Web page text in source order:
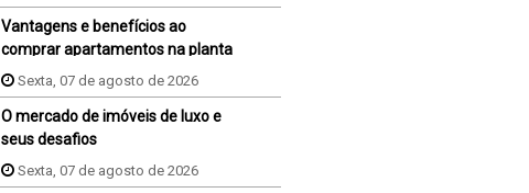
Vantagens e benefícios ao
comprar apartamentos na planta
em Camboriú
Sexta, 07 de agosto de 2026
O mercado de imóveis de luxo e
seus desafios
Sexta, 07 de agosto de 2026